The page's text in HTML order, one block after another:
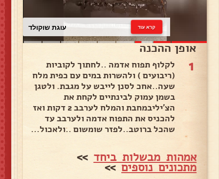
עוגת שוקולד קרא עוד
אופן ההכנה
1
לקלוף תפוח אדמה ..לחתוך לקוביות
(ריבועים ) ולהשרות במים עם כפית מלח
שעה..אחכ לסנן לייבש על מגבת. ולטגן
בשמן עמוק לבינתיים לקחת את
הצ'יליבמחבת והמלח לערבב 2 דקות ואז
להכניס את התפוח אדמה ולערבב עד
שהכל ברוטב..לפזר שומשום ..ולאכול...
אמהות מבשלות ביחד >>
מתכונים נוספים>>